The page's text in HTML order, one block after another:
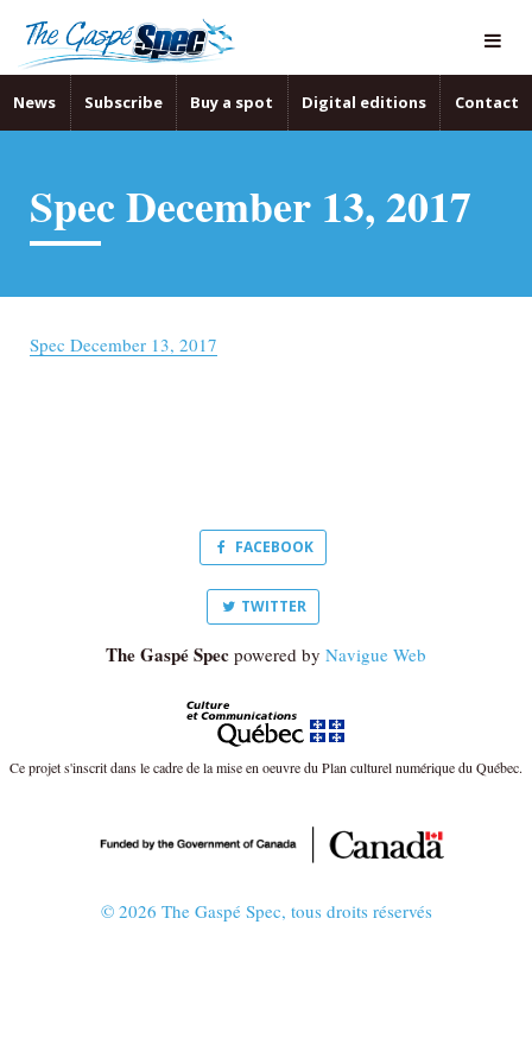
News Subscribe Buy a spot Digital editions Contact
Spec December 13, 2017
Spec December 13, 2017
FACEBOOK
TWITTER
The Gaspé Spec powered by Navigue Web
Ce projet s'inscrit dans le cadre de la mise en oeuvre du Plan culturel numérique du Québec.
© 2026 The Gaspé Spec, tous droits réservés